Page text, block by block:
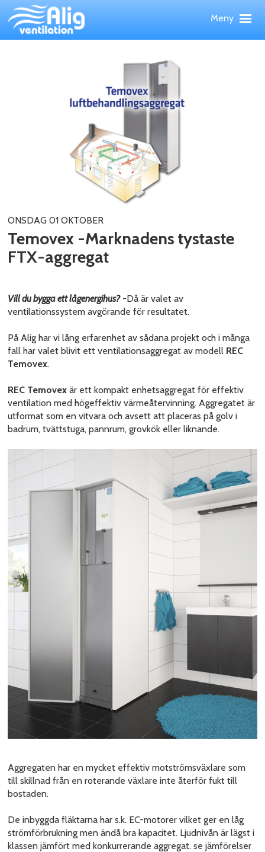
Hoppa
till
huvudinnehållet
Meny
REFERENSOBJEKT
WEBBSHOP
OM ALIG
KONTAKT
ONSDAG 01 OKTOBER
Temovex -Marknadens tystaste
FTX-aggregat
Vill du bygga ett lågenergihus?-Då är valet av
ventilationssystem avgörande för resultatet.
På Alig har vi lång erfarenhet av sådana projekt och i många
fall har valet blivit ett ventilationsaggregat av modell REC
Temovex.
REC Temovex är ett kompakt enhetsaggregat för effektiv
ventilation med högeffektiv värmeåtervinning. Aggregatet är
utformat som en vitvara och avsett att placeras på golv i
badrum, tvättstuga, pannrum, grovkök eller liknande.
Aggregaten har en mycket effektiv motströmsväxlare som
till skillnad från en roterande växlare inte återför fukt till
bostaden.
De inbyggda fläktarna har s.k. EC-motorer vilket ger en låg
strömförbrukning men ändå bra kapacitet. Ljudnivån är lägst i
klassen jämfört med konkurrerande aggregat. se jämförelser